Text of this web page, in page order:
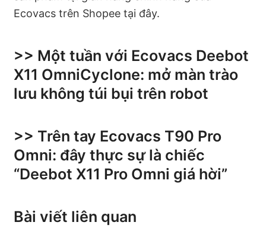
Ecovacs trên Shopee tại đây.
>> Một tuần với Ecovacs Deebot
X11 OmniCyclone: mở màn trào
lưu không túi bụi trên robot​
>> Trên tay Ecovacs T90 Pro
Omni: đây thực sự là chiếc
“Deebot X11 Pro Omni giá hời”​
Bài viết liên quan